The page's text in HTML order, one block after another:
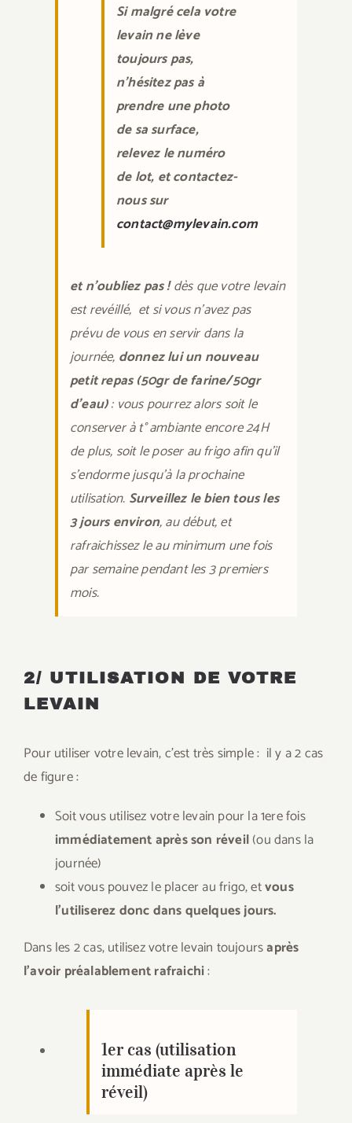
Si malgré cela votre
levain ne lève
toujours pas,
n’hésitez pas à
prendre une photo
de sa surface,
relevez le numéro
de lot, et contactez-
nous sur
contact@mylevain.com
et n’oubliez pas !dès que votre levain
est revéillé, et si vous n’avez pas
prévu de vous en servir dans la
journée, donnez lui un nouveau
petit repas (50gr de farine/50gr
d’eau): vous pourrez alors soit le
conserver à t° ambiante encore 24H
de plus, soit le poser au frigo afin qu’il
s’endorme jusqu’à la prochaine
utilisation. Surveillez le bien tous les
3 jours environ, au début, et
rafraichissez le au minimum une fois
par semaine pendant les 3 premiers
mois.
2/ UTILISATION DE VOTRE
LEVAIN
Pour utiliser votre levain, c’est très simple : il y a 2 cas
de figure :
Soit vous utilisez votre levain pour la 1ere fois
immédiatement après son réveil(ou dans la
journée)
soit vous pouvez le placer au frigo, etvous
l’utiliserez donc dans quelques jours.
Dans les 2 cas, utilisez votre levain toujoursaprès
l’avoir préalablement rafraichi:
1er cas (utilisation
immédiate après le
réveil)